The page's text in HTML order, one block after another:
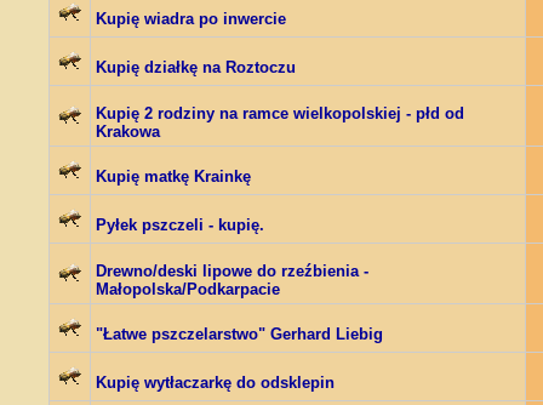
Kupię wiadra po inwercie
Kupię działkę na Roztoczu
Kupię 2 rodziny na ramce wielkopolskiej - płd od
Krakowa
Kupię matkę Krainkę
Pyłek pszczeli - kupię.
Drewno/deski lipowe do rzeźbienia -
Małopolska/Podkarpacie
"Łatwe pszczelarstwo" Gerhard Liebig
Kupię wytłaczarkę do odsklepin